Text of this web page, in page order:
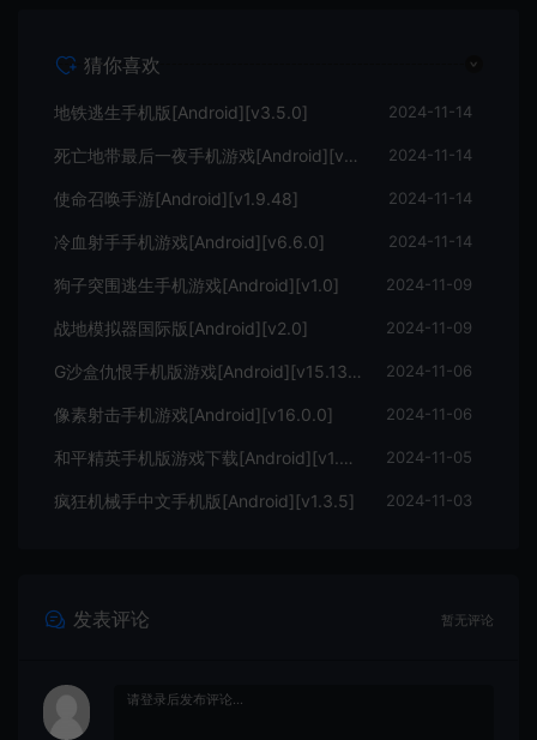
猜你喜欢
地铁逃生手机版[Android][v3.5.0] 2024-11-14
死亡地带最后一夜手机游戏[Android][v1.0.5] 2024-11-14
使命召唤手游[Android][v1.9.48] 2024-11-14
冷血射手手机游戏[Android][v6.6.0] 2024-11-14
狗子突围逃生手机游戏[Android][v1.0] 2024-11-09
战地模拟器国际版[Android][v2.0] 2024-11-09
G沙盒仇恨手机版游戏[Android][v15.13.19] 2024-11-06
像素射击手机游戏[Android][v16.0.0] 2024-11-06
和平精英手机版游戏下载[Android][v1.29.13] 2024-11-05
疯狂机械手中文手机版[Android][v1.3.5] 2024-11-03
发表评论 暂无评论